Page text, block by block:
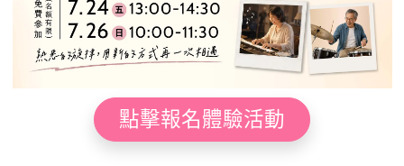
點擊報名體驗活動